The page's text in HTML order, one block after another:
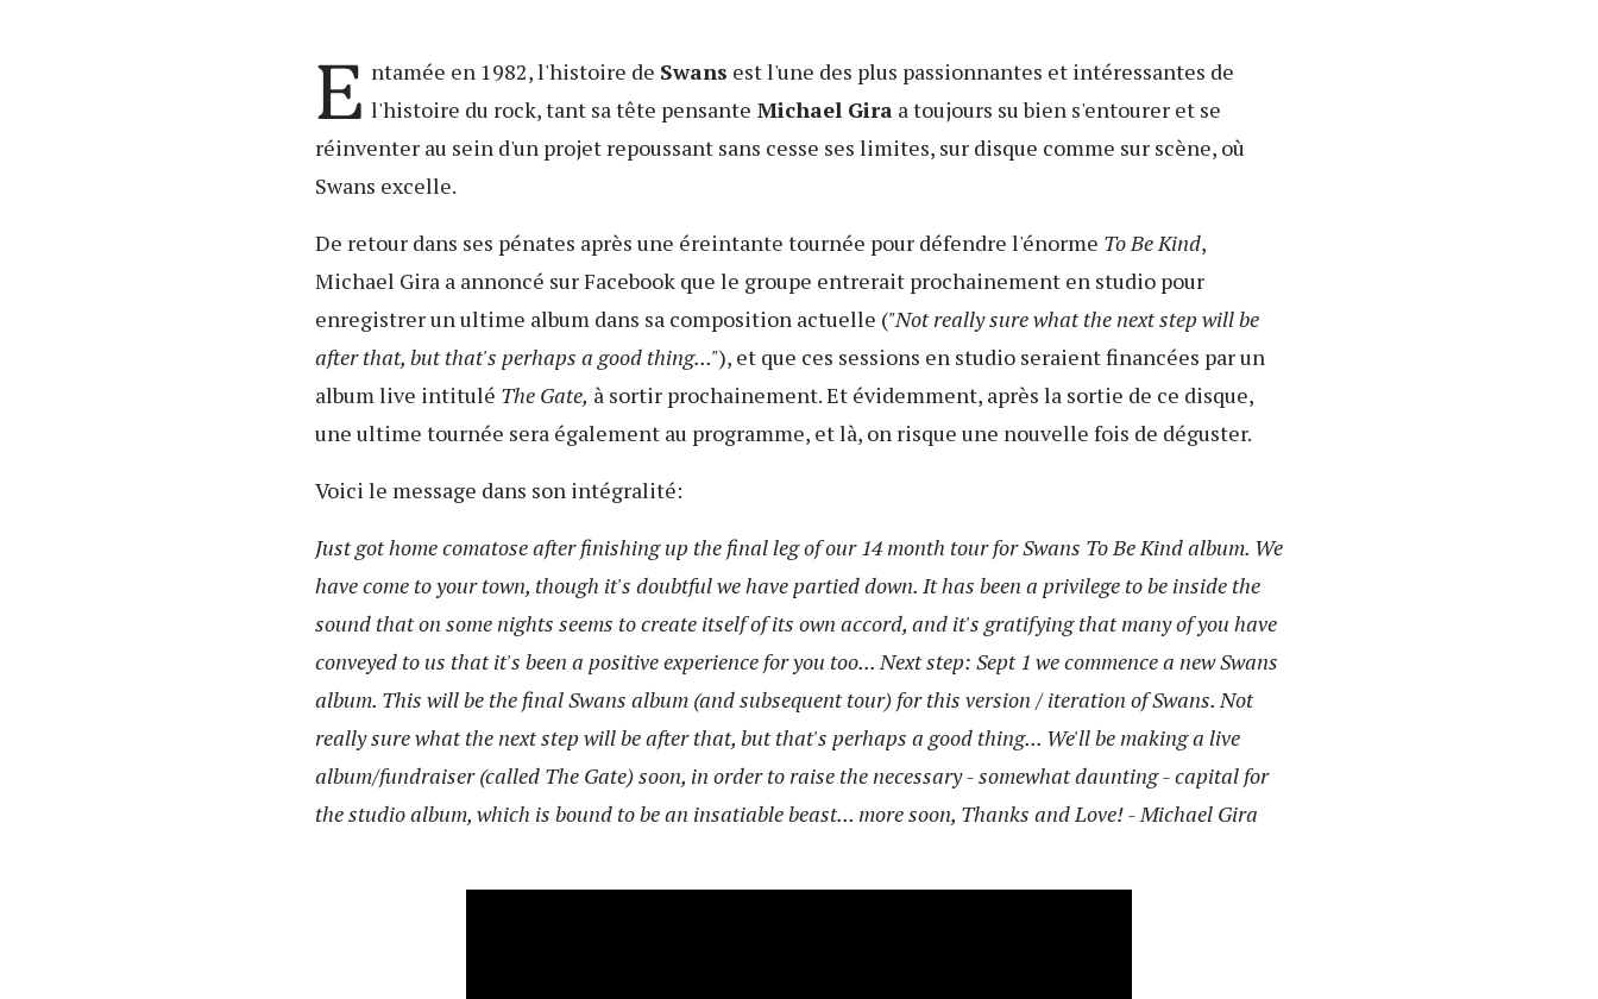
E ntamée en 1982, l'histoire de Swans est l'une des plus passionnantes et intéressantes de
l'histoire du rock, tant sa tête pensante Michael Giraa toujours su bien s'entourer et se
réinventer au sein d'un projet repoussant sans cesse ses limites, sur disque comme sur scène, où
Swans excelle.
De retour dans ses pénates après une éreintante tournée pour défendre l'énorme To Be Kind,
Michael Gira a annoncé sur Facebook que le groupe entrerait prochainement en studio pour
enregistrer un ultime album dans sa composition actuelle ("Not really sure what the next step will be
after that, but that's perhaps a good thing..."), et que ces sessions en studio seraient financées par un
album live intitulé The Gate, à sortir prochainement. Et évidemment, après la sortie de ce disque,
une ultime tournée sera également au programme, et là, on risque une nouvelle fois de déguster.
Voici le message dans son intégralité:
Just got home comatose after finishing up the final leg of our 14 month tour for Swans To Be Kind album. We
have come to your town, though it's doubtful we have partied down. It has been a privilege to be inside the
sound that on some nights seems to create itself of its own accord, and it's gratifying that many of you have
conveyed to us that it's been a positive experience for you too... Next step: Sept 1 we commence a new Swans
album. This will be the final Swans album (and subsequent tour) for this version / iteration of Swans. Not
really sure what the next step will be after that, but that's perhaps a good thing... We'll be making a live
album/fundraiser (called The Gate) soon, in order to raise the necessary - somewhat daunting - capital for
the studio album, which is bound to be an insatiable beast... more soon, Thanks and Love! - Michael Gira